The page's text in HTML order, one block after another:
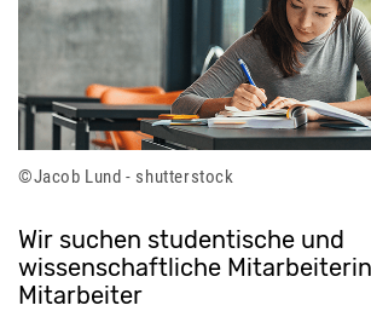
Jacob Lund - shutterstock
Wir suchen studentische und
wissenschaftliche
Mitarbeiter